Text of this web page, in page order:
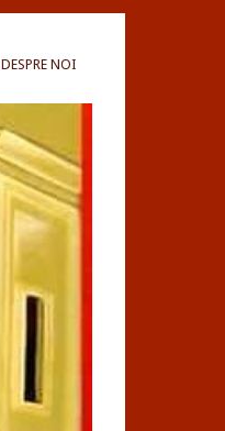
DESPRE NOI